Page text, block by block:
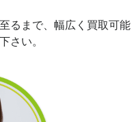
るまで、幅広く買取可能
さい。